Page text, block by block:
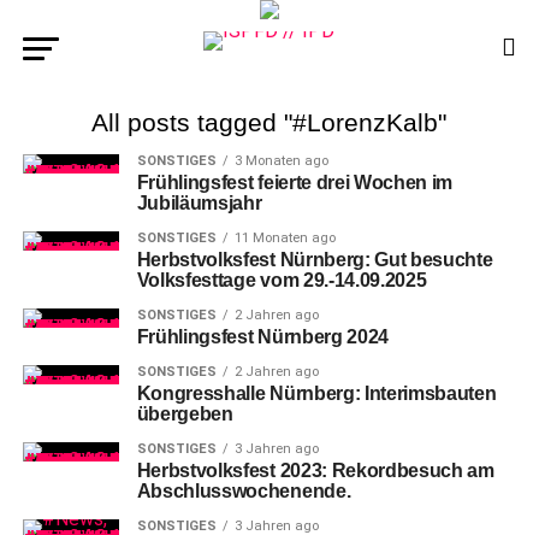
All posts tagged "#LorenzKalb"
SONSTIGES 3 Monaten ago
Frühlingsfest feierte drei Wochen im
Jubiläumsjahr
SONSTIGES 11 Monaten ago
Herbstvolksfest Nürnberg: Gut besuchte
Volksfesttage vom 29.-14.09.2025
SONSTIGES 2 Jahren ago
Frühlingsfest Nürnberg 2024
SONSTIGES 2 Jahren ago
Kongresshalle Nürnberg: Interimsbauten
übergeben
SONSTIGES 3 Jahren ago
Herbstvolksfest 2023: Rekordbesuch am
Abschlusswochenende.
SONSTIGES 3 Jahren ago